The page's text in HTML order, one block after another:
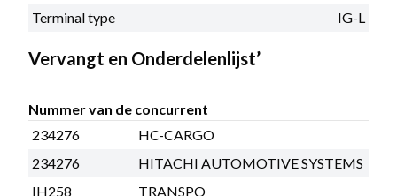
Terminal type
IG-L
Vervangt en Onderdelenlijst’
Nummer van de concurrent
234276
HC-CARGO
234276
HITACHI AUTOMOTIVE SYSTEMS
IH258
TRANSPO